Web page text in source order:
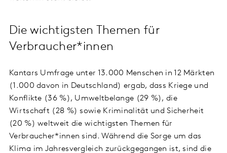
Die wichtigsten Themen für
Verbraucher*innen
Kantars Umfrage unter 13.000 Menschen in 12 Märkten
(1.000 davon in Deutschland) ergab, dass Kriege und
Konflikte (36 %), Umweltbelange (29 %), die
Wirtschaft (28 %) sowie Kriminalität und Sicherheit
(20 %) weltweit die wichtigsten Themen für
Verbraucher*innen sind. Während die Sorge um das
Klima im Jahresvergleich zurückgegangen ist, sind die